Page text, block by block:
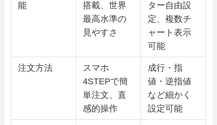
能
搭載、世界
最高水準の
見やすさ
ター自由設
定、複数チ
ャート表示
可能
注文方法
スマホ
4STEPで簡
単注文、直
感的操作
成行・指
値・逆指値
など細かく
設定可能